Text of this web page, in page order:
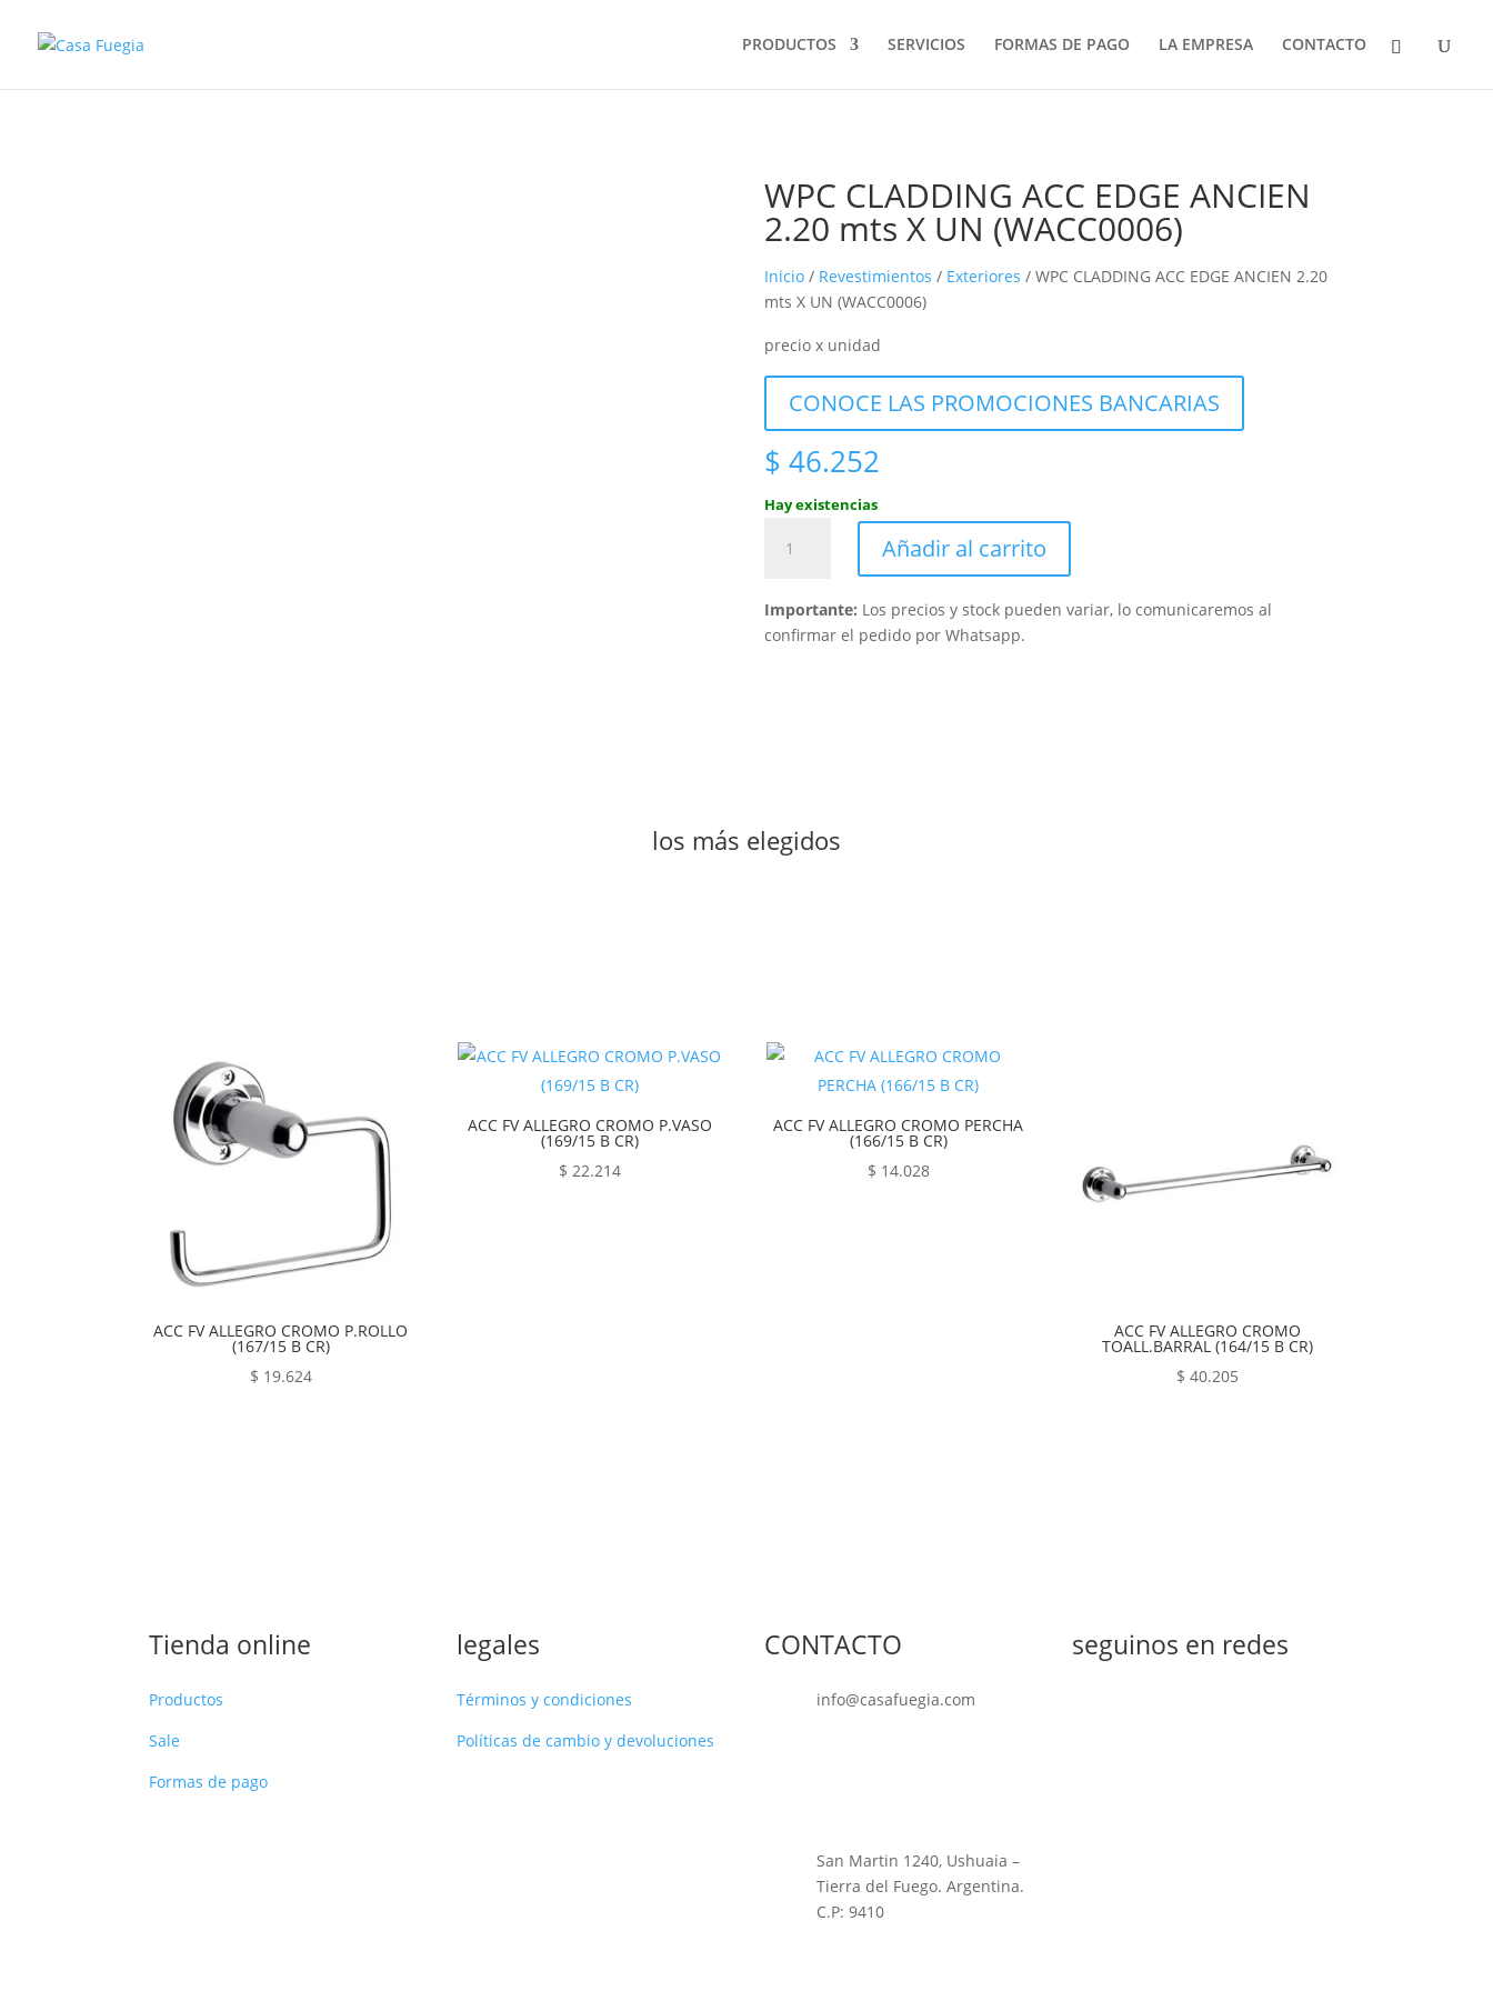
PRODUCTOS SERVICIOS FORMAS DE PAGO LA EMPRESA CONTACTO
WPC CLADDING ACC EDGE ANCIEN
2.20 mts X UN (WACC0006)
Inicio / Revestimientos / Exteriores / WPC CLADDING ACC EDGE ANCIEN 2.20
mts X UN (WACC0006)
precio x unidad
CONOCE LAS PROMOCIONES BANCARIAS
$ 46.252
Hay existencias
CLADDING
EDGE
ANCIEN
Añadir al carrito
Importante: Los precios y stock pueden variar, lo comunicaremos al
confirmar el pedido por Whatsapp.
los más elegidos
ACC FV ALLEGRO CROMO P.ROLLO
(167/15 B CR)
$ 19.624
ACC FV ALLEGRO CROMO P.VASO
(169/15 B CR)
$ 22.214
ACC FV ALLEGRO CROMO PERCHA
(166/15 B CR)
$ 14.028
ACC FV ALLEGRO CROMO
TOALL.BARRAL (164/15 B CR)
$ 40.205
Tienda online
Productos
Sale
Formas de pago
legales
Términos y condiciones
Políticas de cambio y devoluciones
CONTACTO
info@casafuegia.com
San Martin 1240, Ushuaia –
Tierra del Fuego. Argentina.
C.P: 9410
seguinos en redes